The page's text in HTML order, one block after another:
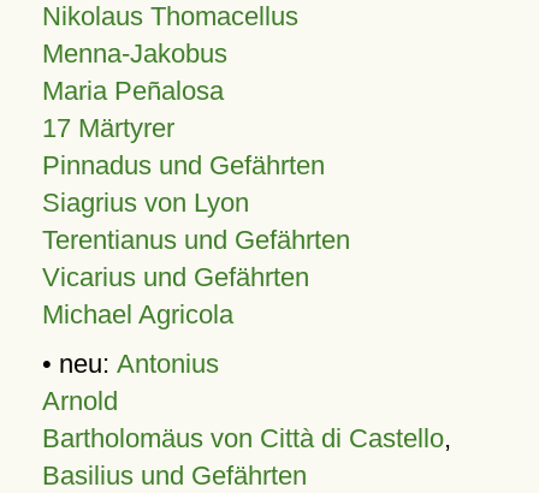
Nikolaus Thomacellus
Menna-Jakobus
Maria Peñalosa
17 Märtyrer
Pinnadus und Gefährten
Siagrius von Lyon
Terentianus und Gefährten
Vicarius und Gefährten
Michael Agricola
• neu: Antonius
Arnold
Bartholomäus von Città di Castello,
Basilius und Gefährten